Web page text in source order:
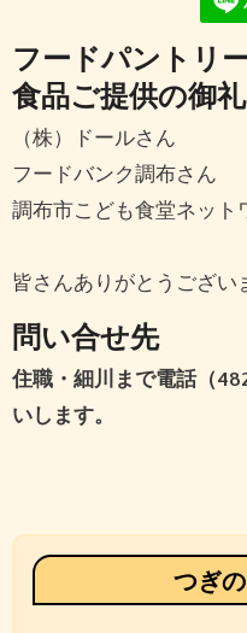
フードパントリ
食品ご提供の御礼
（株）ドールさん
フードバンク調布さん
調布市こども食堂ネット
皆さんありがとうござい
問い合せ先
住職・細川まで電話（
いします。
ナ
ビ
つぎ